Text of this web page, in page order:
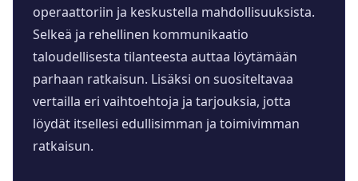
operaattoriin ja keskustella mahdollisuuksista.
Selkeä ja rehellinen kommunikaatio
taloudellisesta tilanteesta auttaa löytämään
parhaan ratkaisun. Lisäksi on suositeltavaa
vertailla eri vaihtoehtoja ja tarjouksia, jotta
löydät itsellesi edullisimman ja toimivimman
ratkaisun.